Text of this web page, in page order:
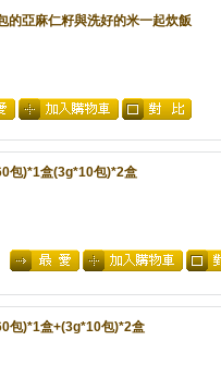
的亞麻仁籽與洗好的米一起炊飯
包)*1盒(3g*10包)*2盒
包)*1盒+(3g*10包)*2盒